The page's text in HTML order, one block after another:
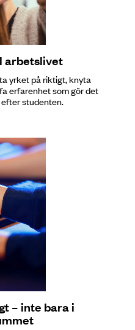
arbetslivet
yrket på riktigt, knyta
erfarenhet som gör det
studenten.
– inte bara i